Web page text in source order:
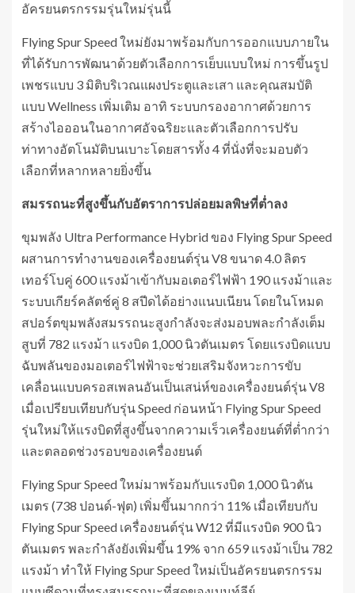
อัครยนตรกรรมรุ่นใหม่รุ่นนี้
Flying Spur Speed ใหม่ยังมาพร้อมกับการออกแบบภายใน
ที่ได้รับการพัฒนาด้วยตัวเลือกการเย็บแบบใหม่ การขึ้นรูป
เพชรแบบ 3 มิติบริเวณแผงประตูและเสา และคุณสมบัติ
แบบ Wellness เพิ่มเติม อาทิ ระบบกรองอากาศด้วยการ
สร้างไอออนในอากาศอัจฉริยะและตัวเลือกการปรับ
ท่าทางอัตโนมัติบนเบาะโดยสารทั้ง 4 ที่นั่งที่จะมอบตัว
เลือกที่หลากหลายยิ่งขึ้น
สมรรถนะที่สูงขึ้นกับอัตราการปล่อยมลพิษที่ต่ำลง
ขุมพลัง Ultra Performance Hybrid ของ Flying Spur Speed
ผสานการทำงานของเครื่องยนต์รุ่น V8 ขนาด 4.0 ลิตร
เทอร์โบคู่ 600 แรงม้าเข้ากับมอเตอร์ไฟฟ้า 190 แรงม้าและ
ระบบเกียร์คลัตช์คู่ 8 สปีดได้อย่างแนบเนียน โดยในโหมด
สปอร์ตขุมพลังสมรรถนะสูงกำลังจะส่งมอบพละกำลังเต็ม
สูบที่ 782 แรงม้า แรงบิด 1,000 นิวตันเมตร โดยแรงบิดแบบ
ฉับพลันของมอเตอร์ไฟฟ้าจะช่วยเสริมจังหวะการขับ
เคลื่อนแบบครอสเพลนอันเป็นเสน่ห์ของเครื่องยนต์รุ่น V8
เมื่อเปรียบเทียบกับรุ่น Speed ​​ก่อนหน้า Flying Spur Speed ​​
รุ่นใหม่ให้แรงบิดที่สูงขึ้นจากความเร็วเครื่องยนต์ที่ต่ำกว่า
และตลอดช่วงรอบของเครื่องยนต์
Flying Spur Speed ใหม่มาพร้อมกับแรงบิด 1,000 นิวตัน
เมตร (738 ปอนด์-ฟุต) เพิ่มขึ้นมากกว่า 11% เมื่อเทียบกับ
Flying Spur Speed เครื่องยนต์รุ่น W12 ที่มีแรงบิด 900 นิว
ตันเมตร พละกำลังยังเพิ่มขึ้น 19% จาก 659 แรงม้าเป็น 782
แรงม้า ทำให้ Flying Spur Speed ใหม่เป็นอัครยนตรกรรม